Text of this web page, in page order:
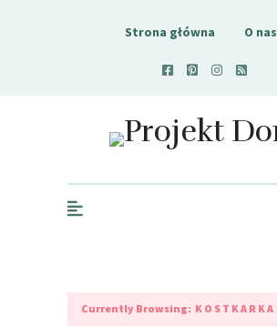
Strona główna O nas
Projekt Dom
Currently Browsing: KOSTKARKA